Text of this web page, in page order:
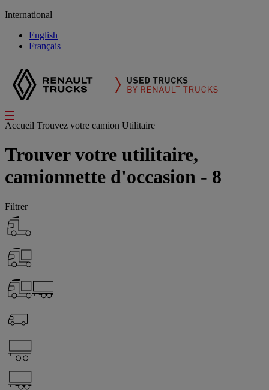
International
English
Français
Accueil Trouvez votre camion Utilitaire
Trouver votre utilitaire,
camionnette d'occasion - 8
Filtrer